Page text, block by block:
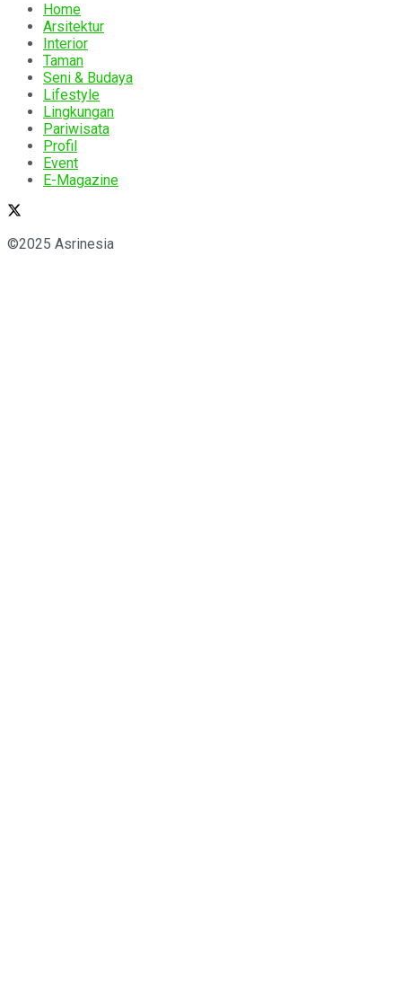
Home
Arsitektur
Interior
Taman
Seni & Budaya
Lifestyle
Lingkungan
Pariwisata
Profil
Event
E-Magazine
©2025 Asrinesia